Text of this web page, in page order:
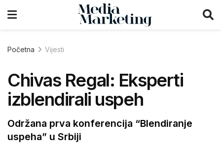
Početna Vijesti
Chivas Regal: Eksperti
izblendirali uspeh
Održana prva konferencija “Blendiranje
uspeha” u Srbiji